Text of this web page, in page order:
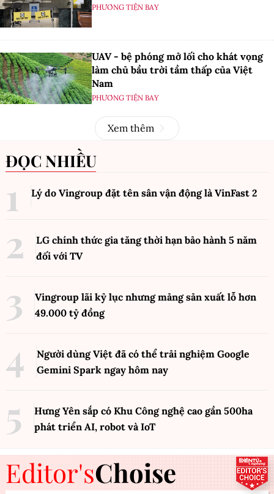
PHƯƠNG TIỆN BAY
UAV - bệ phóng mở lối cho khát vọng
làm chủ bầu trời tầm thấp của Việt
Nam
PHƯƠNG TIỆN BAY
Xem thêm
ĐỌC NHIỀU
Lý do Vingroup đặt tên sân vận động là VinFast 2
LG chính thức gia tăng thời hạn bảo hành 5 năm
đối với TV
Vingroup lãi kỷ lục nhưng mảng sản xuất lỗ hơn
49.000 tỷ đồng
Người dùng Việt đã có thể trải nghiệm Google
Gemini Spark ngay hôm nay
Hưng Yên sắp có Khu Công nghệ cao gần 500ha
phát triển AI, robot và IoT
Editor'sChoise